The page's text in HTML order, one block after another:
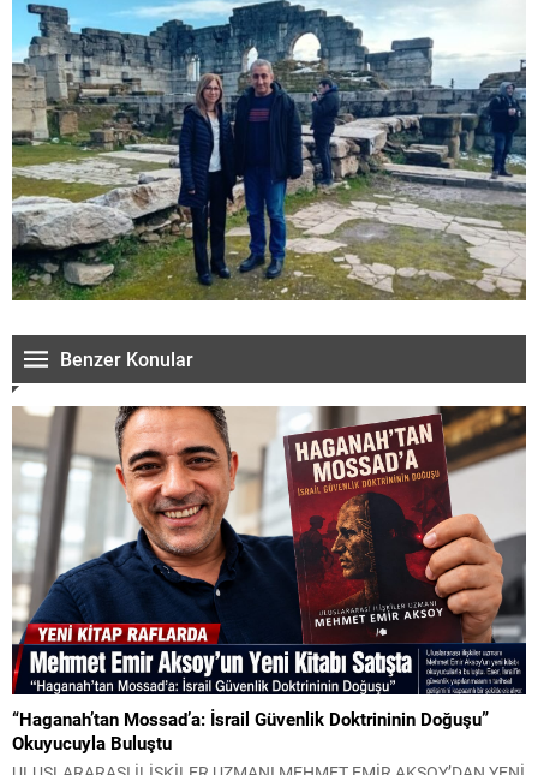
Benzer Konular
“Haganah’tan Mossad’a: İsrail Güvenlik Doktrininin Doğuşu”
Okuyucuyla Buluştu